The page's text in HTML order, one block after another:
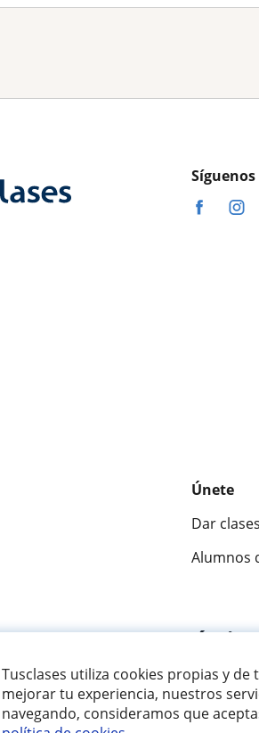
Tusclases utiliza cookies propias y
mejorar tu experiencia, nuestros
navegando, consideramos que
Síguenos
Únete
Dar
Alumnos
Tusclases.com.ve